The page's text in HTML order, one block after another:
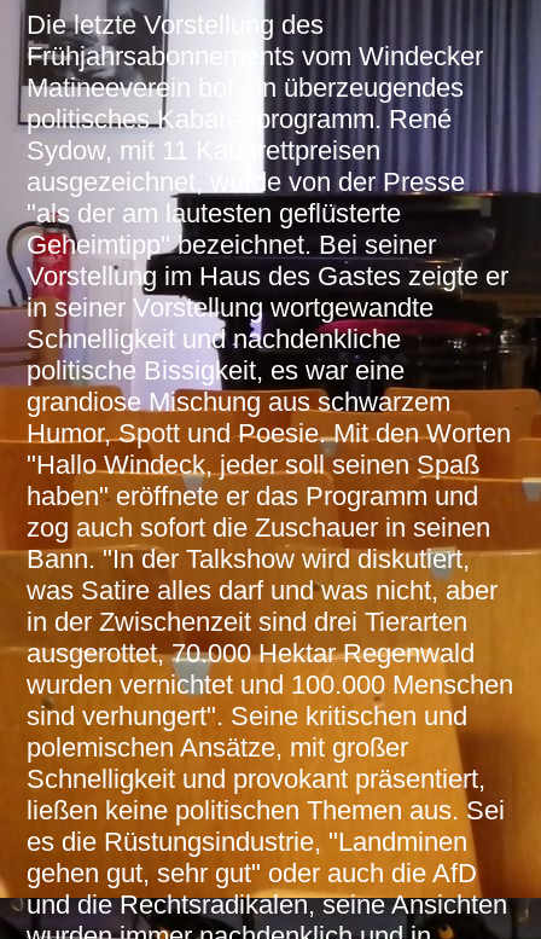
Die letzte Vorstellung des
Frühjahrsabonnements vom Windecker
Matineeverein bot ein überzeugendes
politisches Kabarettprogramm. René
Sydow, mit 11 Kabarettpreisen
ausgezeichnet, wurde von der Presse
"als der am lautesten geflüsterte
Geheimtipp" bezeichnet. Bei seiner
Vorstellung im Haus des Gastes zeigte er
in seiner Vorstellung wortgewandte
Schnelligkeit und nachdenkliche
politische Bissigkeit, es war eine
grandiose Mischung aus schwarzem
Humor, Spott und Poesie. Mit den Worten
"Hallo Windeck, jeder soll seinen Spaß
haben" eröffnete er das Programm und
zog auch sofort die Zuschauer in seinen
Bann. "In der Talkshow wird diskutiert,
was Satire alles darf und was nicht, aber
in der Zwischenzeit sind drei Tierarten
ausgerottet, 70.000 Hektar Regenwald
wurden vernichtet und 100.000 Menschen
sind verhungert". Seine kritischen und
polemischen Ansätze, mit großer
Schnelligkeit und provokant präsentiert,
ließen keine politischen Themen aus. Sei
es die Rüstungsindustrie, "Landminen
gehen gut, sehr gut" oder auch die AfD
und die Rechtsradikalen, seine Ansichten